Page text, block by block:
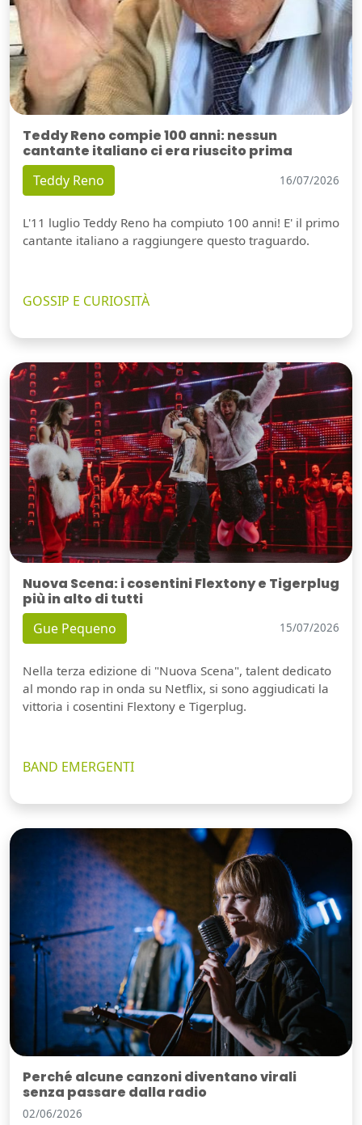
Teddy Reno compie 100 anni: nessun
cantante italiano ci era riuscito prima
Teddy Reno 16/07/2026
L'11 luglio Teddy Reno ha compiuto 100 anni! E' il primo
cantante italiano a raggiungere questo traguardo.
GOSSIP E CURIOSITÀ
Nuova Scena: i cosentini Flextony e Tigerplug
più in alto di tutti
Gue Pequeno 15/07/2026
Nella terza edizione di "Nuova Scena", talent dedicato
al mondo rap in onda su Netflix, si sono aggiudicati la
vittoria i cosentini Flextony e Tigerplug.
BAND EMERGENTI
Perché alcune canzoni diventano virali
senza passare dalla radio
02/06/2026